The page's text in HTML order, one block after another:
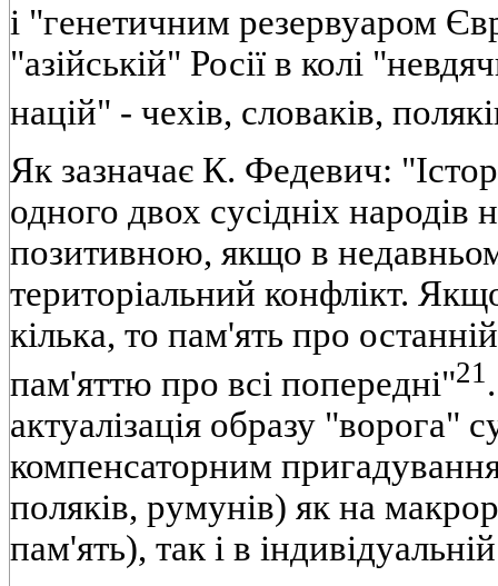
і "генетичним резервуаром
"азійській" Росії в колі
націй" - чехів, словаків,
Як зазначає К. Федевич:
одного двох сусідніх народів
позитивною, якщо в
територіальний конфлікт.
кілька, то пам'ять про
пам'яттю про всі попередні"21
актуалізація образу "ворога"
компенсаторним
поляків, румунів) як на
пам'ять), так і в